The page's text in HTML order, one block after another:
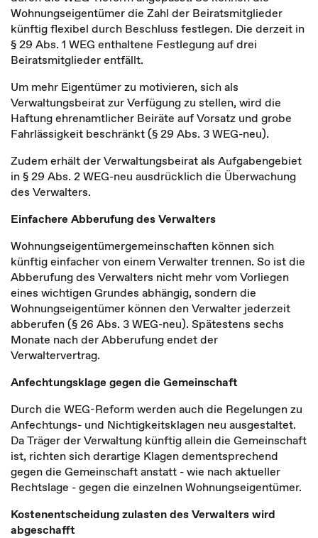
Wohnungseigentümer die Zahl der Beiratsmitglieder
künftig flexibel durch Beschluss festlegen. Die derzeit in
§ 29 Abs. 1 WEG enthaltene Festlegung auf drei
Beiratsmitglieder entfällt.
Um mehr Eigentümer zu motivieren, sich als
Verwaltungsbeirat zur Verfügung zu stellen, wird die
Haftung ehrenamtlicher Beiräte auf Vorsatz und grobe
Fahrlässigkeit beschränkt (§ 29 Abs. 3 WEG-neu).
Zudem erhält der Verwaltungsbeirat als Aufgabengebiet
in § 29 Abs. 2 WEG-neu ausdrücklich die Überwachung
des Verwalters.
Einfachere Abberufung des Verwalters
Wohnungseigentümergemeinschaften können sich
künftig einfacher von einem Verwalter trennen. So ist die
Abberufung des Verwalters nicht mehr vom Vorliegen
eines wichtigen Grundes abhängig, sondern die
Wohnungseigentümer können den Verwalter jederzeit
abberufen (§ 26 Abs. 3 WEG-neu). Spätestens sechs
Monate nach der Abberufung endet der
Verwaltervertrag.
Anfechtungsklage gegen die Gemeinschaft
Durch die WEG-Reform werden auch die Regelungen zu
Anfechtungs- und Nichtigkeitsklagen neu ausgestaltet.
Da Träger der Verwaltung künftig allein die Gemeinschaft
ist, richten sich derartige Klagen dementsprechend
gegen die Gemeinschaft anstatt - wie nach aktueller
Rechtslage - gegen die einzelnen Wohnungseigentümer.
Kostenentscheidung zulasten des Verwalters wird
abgeschafft